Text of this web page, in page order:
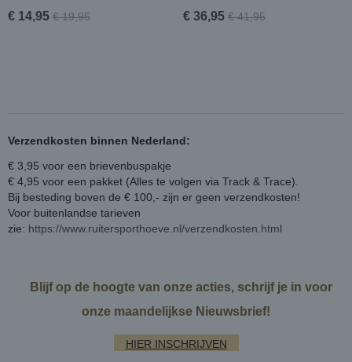
€ 14,95 € 19,95 € 36,95 € 41,95
Verzendkosten binnen Nederland:
€ 3,95 voor een brievenbuspakje
€ 4,95 voor een pakket (Alles te volgen via Track & Trace).
Bij besteding boven de € 100,- zijn er geen verzendkosten!
Voor buitenlandse tarieven
zie: https://www.ruitersporthoeve.nl/verzendkosten.html
Blijf op de hoogte van onze acties, schrijf je in voor
onze maandelijkse Nieuwsbrief!
HIER INSCHRIJVEN